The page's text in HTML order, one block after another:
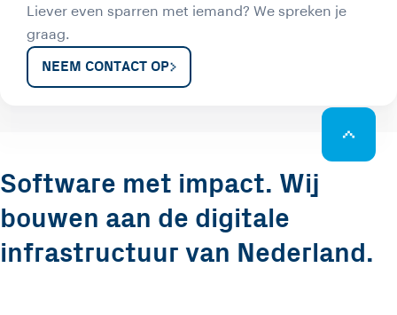
Liever even sparren met iemand? We spreken je
graag.
NEEM CONTACT OP
Software met impact. Wij
bouwen aan de digitale
infrastructuur van Nederland.